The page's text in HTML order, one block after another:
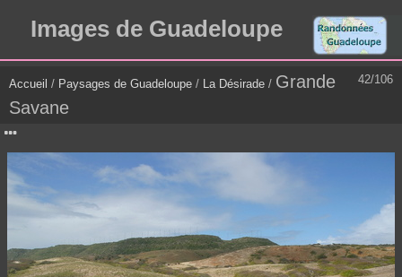
Images de Guadeloupe
42/106
Accueil / Paysages de Guadeloupe / La Désirade / Grande
Savane